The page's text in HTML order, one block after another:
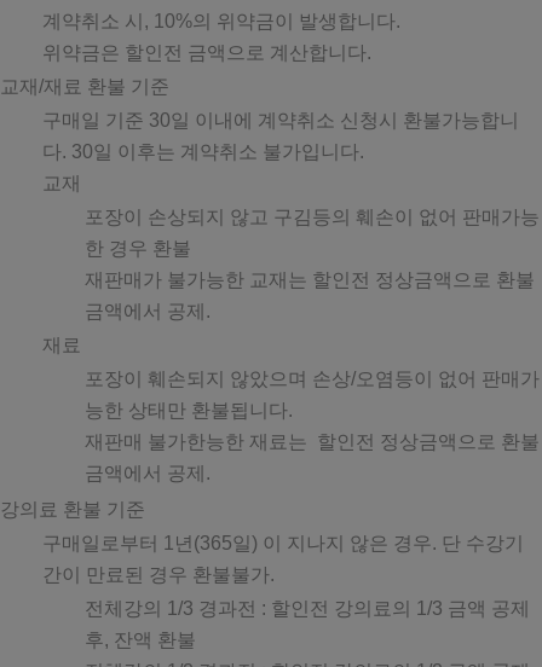
계약취소 시, 10%의 위약금이 발생합니다.
위약금은 할인전 금액으로 계산합니다.
교재/재료 환불 기준
구매일 기준 30일 이내에 계약취소 신청시 환불가능합니
다. 30일 이후는 계약취소 불가입니다.
교재
포장이 손상되지 않고 구김등의 훼손이 없어 판매가능
한 경우 환불
재판매가 불가능한 교재는 할인전 정상금액으로 환불
금액에서 공제.
재료
포장이 훼손되지 않았으며 손상/오염등이 없어 판매가
능한 상태만 환불됩니다.
재판매 불가한능한 재료는 할인전 정상금액으로 환불
금액에서 공제.
강의료 환불 기준
구매일로부터 1년(365일) 이 지나지 않은 경우. 단 수강기
간이 만료된 경우 환불불가.
전체강의 1/3 경과전 : 할인전 강의료의 1/3 금액 공제
후, 잔액 환불